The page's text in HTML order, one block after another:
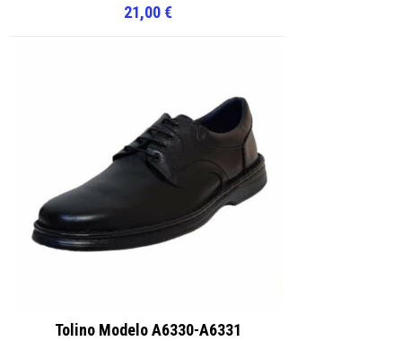
21,00€
Tolino Modelo A6330-A6331